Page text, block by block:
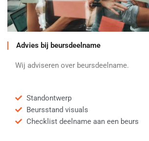
Advies bij beursdeelname
Wij adviseren over beursdeelname.
Standontwerp
Beursstand visuals
Checklist deelname aan een beurs